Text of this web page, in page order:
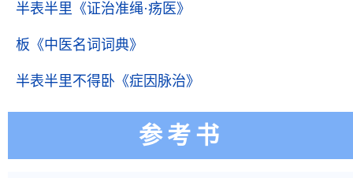
半表半里 《证治准绳·疡医》
板 《中医名词词典》
半表半里不得卧 《症因脉治》
参考书